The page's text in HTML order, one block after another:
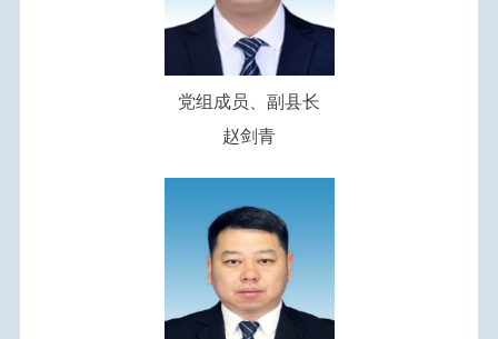
党组成员、副县长
赵剑青